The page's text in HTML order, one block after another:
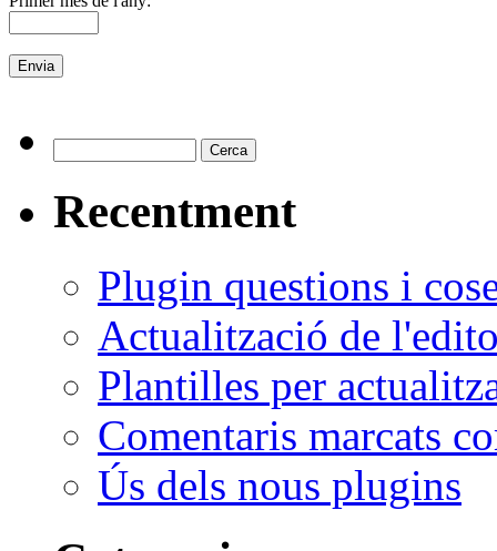
Recentment
Plugin questions i
Actualització de
Plantilles per
Comentaris marcats
Ús dels nous plugins